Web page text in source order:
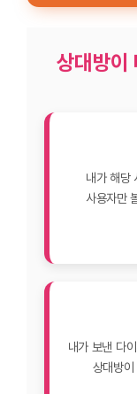
상대방이
내가 해당
사용자만
내가 보낸 다
상대방